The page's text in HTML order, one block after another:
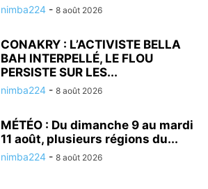
nimba224 - 8 août 2026
CONAKRY : L’ACTIVISTE BELLA
BAH INTERPELLÉ, LE FLOU
PERSISTE SUR LES...
nimba224 - 8 août 2026
MÉTÉO : Du dimanche 9 au mardi
11 août, plusieurs régions du...
nimba224 - 8 août 2026